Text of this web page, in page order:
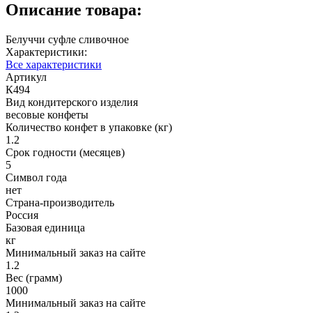
Описание товара:
Белуччи суфле сливочное
Характеристики:
Все характеристики
Артикул
К494
Вид кондитерского изделия
весовые конфеты
Количество конфет в упаковке (кг)
1.2
Срок годности (месяцев)
5
Символ года
нет
Страна-производитель
Россия
Базовая единица
кг
Минимальный заказ на сайте
1.2
Вес (грамм)
1000
Минимальный заказ на сайте